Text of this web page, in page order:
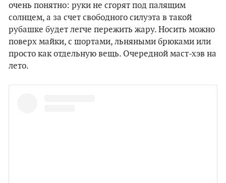
очень понятно: руки не сгорят под палящим
солнцем, а за счет свободного силуэта в такой
рубашке будет легче пережить жару. Носить можно
поверх майки, с шортами, льняными брюками или
просто как отдельную вещь. Очередной маст-хэв на
лето.